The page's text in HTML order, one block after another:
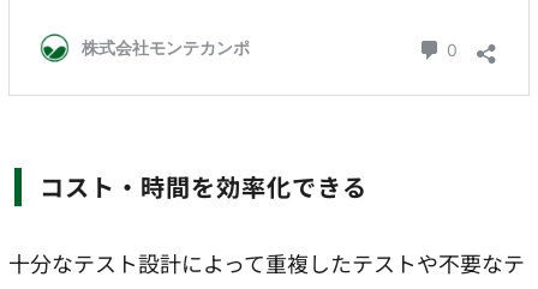
コスト・時間を効率化できる
十分なテスト設計によって重複したテストや不要なテ